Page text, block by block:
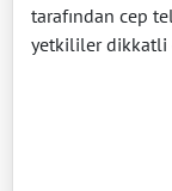
tarafından cep
yetkililer dikkatli